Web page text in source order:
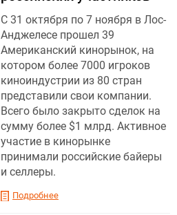
С 31 октября по 7 ноября в Лос-
Анджелесе прошел 39
Американский кинорынок, на
котором более 7000 игроков
киноиндустрии из 80 стран
представили свои компании.
Всего было закрыто сделок на
сумму более $1 млрд. Активное
участие в кинорынке
принимали российские байеры
и селлеры.
Подробнее